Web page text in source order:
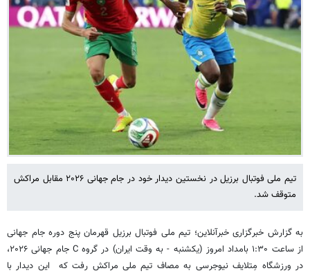
تیم ملی فوتبال برزیل در نخستین دیدار خود در جام جهانی ۲۰۲۶ مقابل مراکش
متوقف شد.
به گزارش خبرگزاری خبرآنلاین؛ تیم ملی فوتبال برزیل قهرمان پنج دوره جام جهانی
از ساعت ۱:۳۰ بامداد امروز (یکشنبه - به وقت ایران) در گروه C جام جهانی ۲۰۲۶،
در ورزشگاه مِتلایف نیوجرسی به مصاف تیم ملی مراکش رفت که این دیدار با